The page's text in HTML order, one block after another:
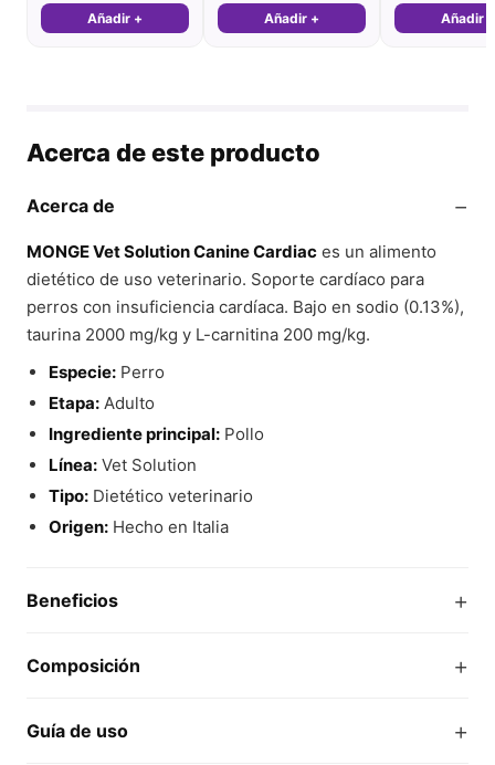
Añadir + Añadir + Añadir +
Acerca de este producto
Acerca de −
MONGE Vet Solution Canine Cardiac es un alimento
dietético de uso veterinario. Soporte cardíaco para
perros con insuficiencia cardíaca. Bajo en sodio (0.13%),
taurina 2000 mg/kg y L-carnitina 200 mg/kg.
Especie:Perro
Etapa:Adulto
Ingrediente principal:Pollo
Línea:Vet Solution
Tipo:Dietético veterinario
Origen:Hecho en Italia
Beneficios +
Composición +
Guía de uso +